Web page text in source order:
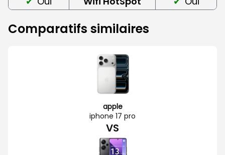
Comparatifs similaires
apple
iphone 17 pro
VS